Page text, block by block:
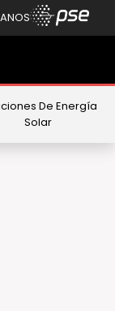
De Energía
Solar